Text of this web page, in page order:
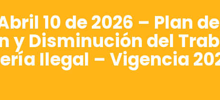
10 de 2026 – Plan
y Disminución del
Ilegal – Vigencia